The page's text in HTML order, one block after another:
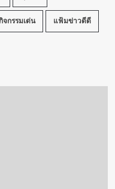
จกรรมเด่น แฟ้มข่าวดีดี